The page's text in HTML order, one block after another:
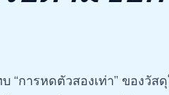
การหดตัวสองเท่า” ของวั